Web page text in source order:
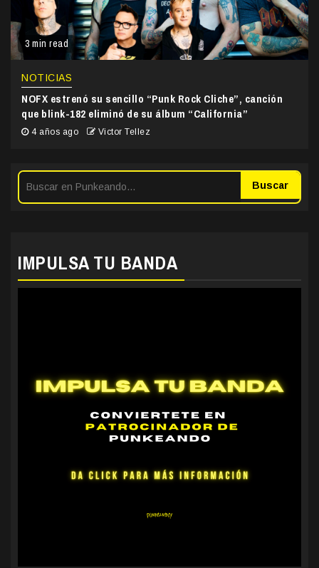
3 min read
NOTICIAS
NOFX estrenó su sencillo “Punk Rock Cliche”, canción
que blink-182 eliminó de su álbum “California”
4 años ago Victor Tellez
Buscar
IMPULSA TU BANDA